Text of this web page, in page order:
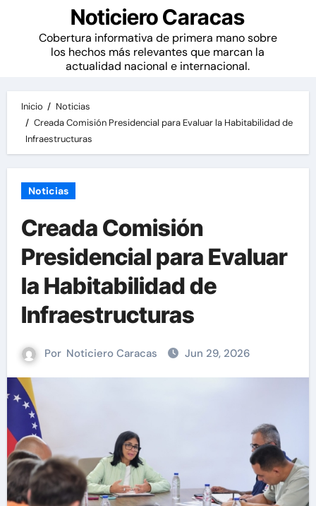
Noticiero Caracas
Cobertura informativa de primera mano sobre
los hechos más relevantes que marcan la
actualidad nacional e internacional.
Inicio
Noticias
Creada Comisión Presidencial para Evaluar la Habitabilidad de
Infraestructuras
Noticias
Creada Comisión
Presidencial para Evaluar
la Habitabilidad de
Infraestructuras
Por Noticiero Caracas Jun 29, 2026